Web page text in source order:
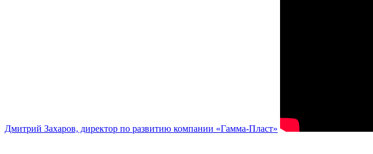
Дмитрий Захаров, директор по развитию компании «Гамма-Пласт»